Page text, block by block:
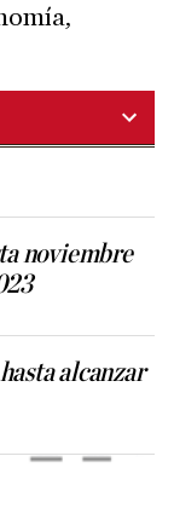
noviembre
alcanzar